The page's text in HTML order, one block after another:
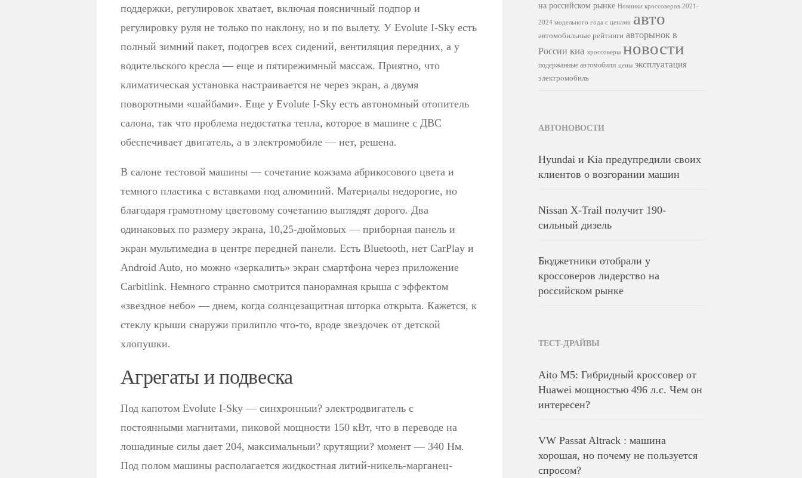
поддержки, регулировок хватает, включая поясничный подпор и
регулировку руля не только по наклону, но и по вылету. У Evolute I-Sky есть
полный зимний пакет, подогрев всех сидений, вентиляция передних, а у
водительского кресла — еще и пятирежимный массаж. Приятно, что
климатическая установка настраивается не через экран, а двумя
поворотными «шайбами». Еще у Evolute I-Sky есть автономный отопитель
салона, так что проблема недостатка тепла, которое в машине с ДВС
обеспечивает двигатель, а в электромобиле — нет, решена.
В салоне тестовой машины — сочетание кожзама абрикосового цвета и
темного пластика с вставками под алюминий. Материалы недорогие, но
благодаря грамотному цветовому сочетанию выглядят дорого. Два
одинаковых по размеру экрана, 10,25-дюймовых — приборная панель и
экран мультимедиа в центре передней панели. Есть Bluetooth, нет CarPlay и
Android Auto, но можно «зеркалить» экран смартфона через приложение
Carbitlink. Немного странно смотрится панорамная крыша c эффектом
«звездное небо» — днем, когда солнцезащитная шторка открыта. Кажется, к
стеклу крыши снаружи прилипло что-то, вроде звездочек от детской
хлопушки.
Агрегаты и подвеска
Под капотом Evolute I-Sky — синхронныи? электродвигатель с
постоянными магнитами, пиковой мощности 150 кВт, что в переводе на
лошадиные силы дает 204, максимальныи? крутящии? момент — 340 Нм.
Под полом машины располагается жидкостная литий-никель-марганец-
на российском рынке Новинки кроссоверов 2021-
2024 модельного года с ценами авто
автомобильные рейтинги авторынок в
России киа кроссоверы новости
подержанные автомобили цены эксплуатация
электромобиль
АВТОНОВОСТИ
Hyundai и Kia предупредили своих
клиентов о возгорании машин
Nissan X-Trail получит 190-
сильный дизель
Бюджетники отобрали у
кроссоверов лидерство на
российском рынке
ТЕСТ-ДРАЙВЫ
Aito M5: Гибридный кроссовер от
Huawei мощностью 496 л.с. Чем он
интересен?
VW Passat Altrack : машина
хорошая, но почему не пользуется
спросом?